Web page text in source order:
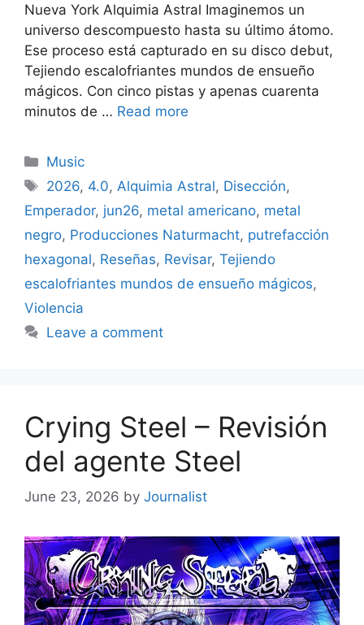
Nueva York Alquimia Astral Imaginemos un
universo descompuesto hasta su último átomo.
Ese proceso está capturado en su disco debut,
Tejiendo escalofriantes mundos de ensueño
mágicos. Con cinco pistas y apenas cuarenta
minutos de … Read more
Categories
Music
Tags
2026, 4.0, Alquimia Astral, Disección,
Emperador, jun26, metal americano, metal
negro, Producciones Naturmacht, putrefacción
hexagonal, Reseñas, Revisar, Tejiendo
escalofriantes mundos de ensueño mágicos,
Violencia
Leave a comment
Crying Steel – Revisión
del agente Steel
June 23, 2026 by Journalist